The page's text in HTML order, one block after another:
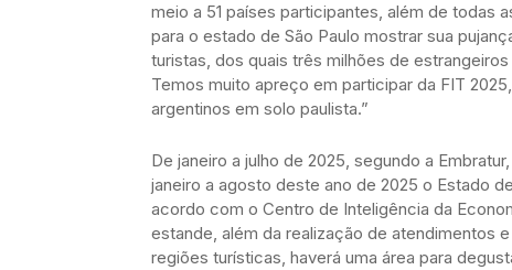
meio a 51 países participantes, além de todas
para o estado de São Paulo mostrar sua
turistas, dos quais três milhões de
Temos muito apreço em participar da FIT
argentinos em solo paulista.”
De janeiro a julho de 2025, segundo a
janeiro a agosto deste ano de 2025 o Estado
acordo com o Centro de Inteligência da
estande, além da realização de atendimentos
regiões turísticas, haverá uma área para